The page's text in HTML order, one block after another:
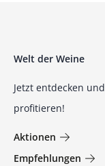
Welt der Weine
Jetzt entdecken und
profitieren!
Aktionen
Empfehlungen